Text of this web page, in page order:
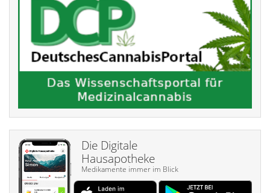
Die Digitale
Hausapotheke
Medikamente immer im Blick